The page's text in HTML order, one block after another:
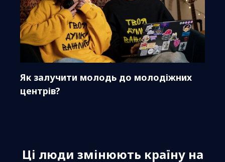
Як залучити молодь до молодіжних
центрів?
Ці люди змінюють країну на